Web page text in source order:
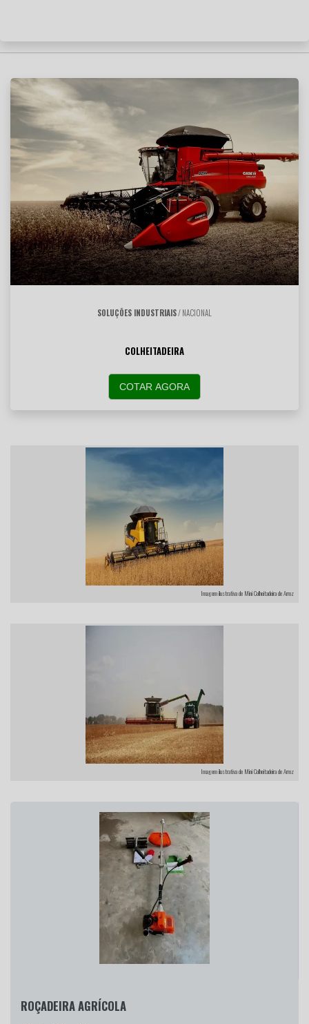
SOLUÇÕES INDUSTRIAIS/ NACIONAL
COLHEITADEIRA
COTAR AGORA
Imagem ilustrativa de Mini Colheitadeira de Arroz
Imagem ilustrativa de Mini Colheitadeira de Arroz
ROÇADEIRA AGRÍCOLA